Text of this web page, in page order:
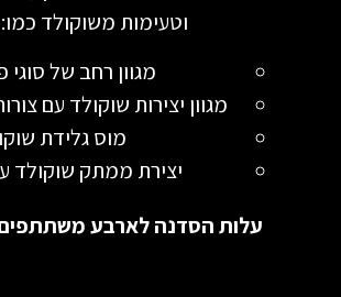
וטעימות משוקולד כמו:
מגוון רחב של סוגי
מגוון יצירות שוקולד עם
מוס גלידת
יצירת ממתק שוקולד
עלות הסדנה לארבע משתתפים